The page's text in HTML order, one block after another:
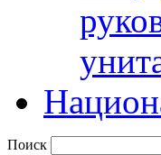
Поиск